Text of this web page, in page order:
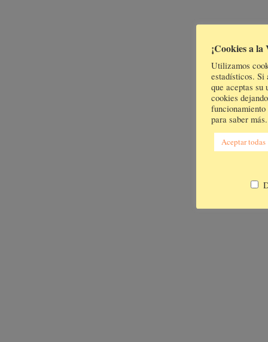
¡Cookies a la
Utilizamos
estadísticos. Si
que aceptas su
cookies
para saber más.
Aceptar todas